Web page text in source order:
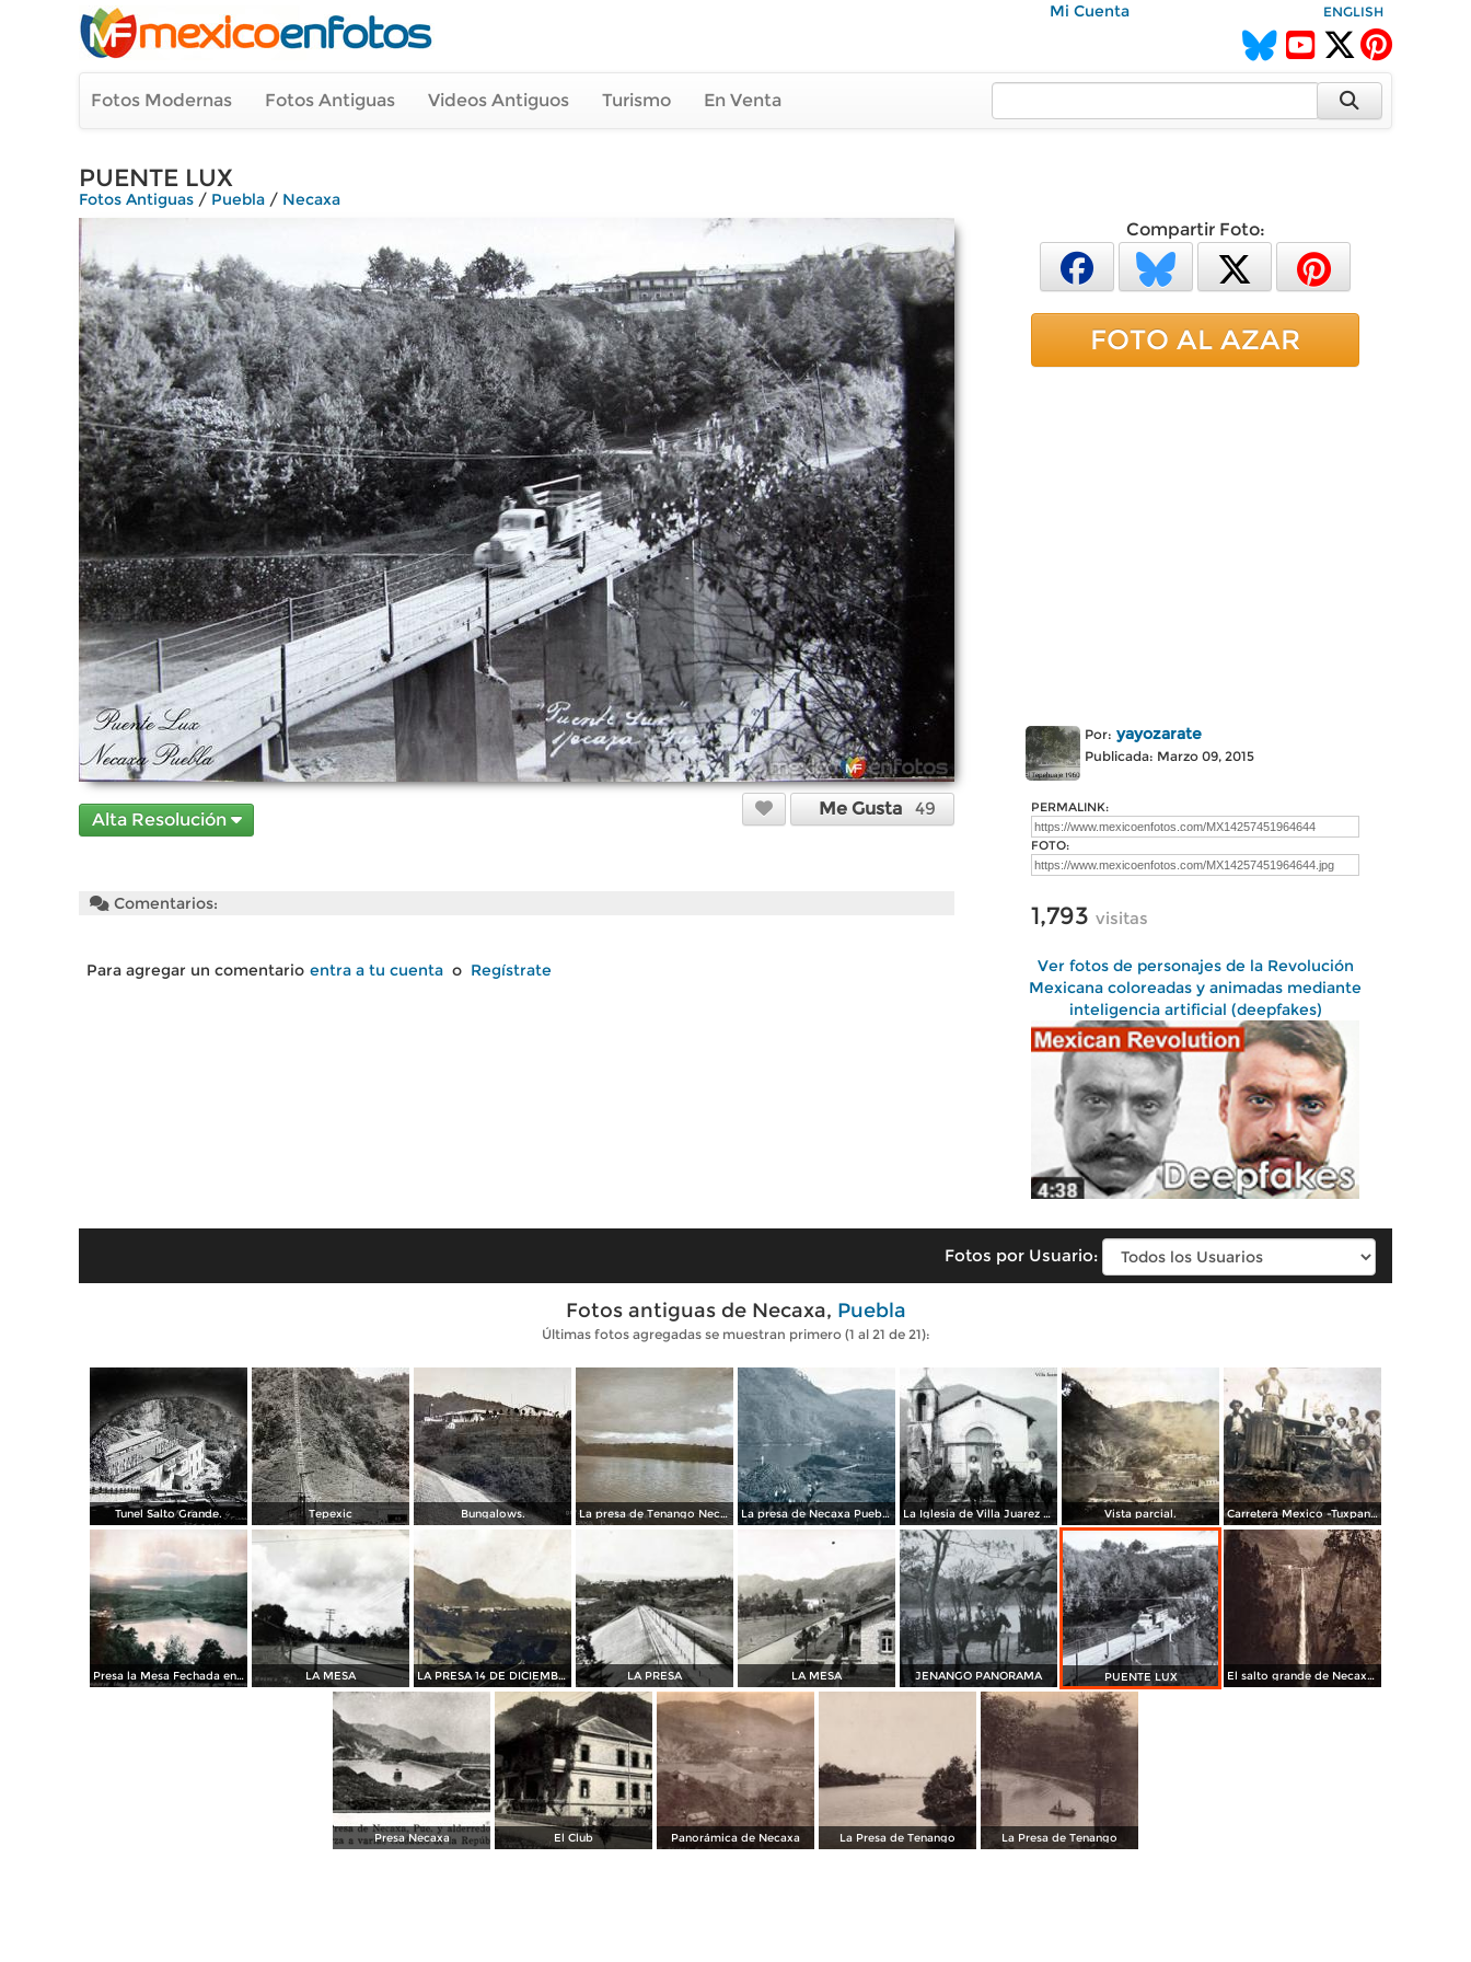
Mi Cuenta ENGLISH
Fotos Modernas Fotos Antiguas Videos Antiguos Turismo En Venta
PUENTE LUX
Fotos Antiguas / Puebla / Necaxa
Alta Resolución
Me Gusta 49
Comentarios:
Para agregar un comentario entra a tu cuenta o Regístrate
Compartir Foto:
FOTO AL AZAR
Por: yayozarate
Publicada: Marzo 09, 2015
PERMALINK:
FOTO:
1,793 visitas
Ver fotos de personajes de la Revolución
Mexicana coloreadas y animadas mediante
inteligencia artificial (deepfakes)
Fotos por Usuario:
Fotos antiguas de Necaxa, Puebla
Últimas fotos agregadas se muestran primero (1 al 21 de 21):
Tunel Salto Grande. Tepexic Bungalows. La presa de Tenango Necaxa Puebla. La presa de Necaxa Puebla. La Iglesia de Villa Juarez Necaxa Puebla . Vista parcial. Carretera Mexico -Tuxpan Veracruz Tramo Necaxa Villa Juarez Km.420
Presa la Mesa Fechada en Noviembre de 1916 LA MESA LA PRESA 14 DE DICIEMBREDE 1909 LA PRESA LA MESA JENANGO PANORAMA PUENTE LUX El salto grande de Necaxa (180 metros de caída) (circa 1920)
Presa Necaxa El Club Panorámica de Necaxa La Presa de Tenango La Presa de Tenango